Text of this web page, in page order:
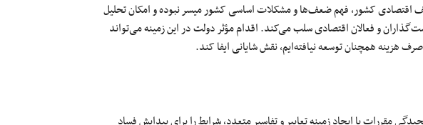
اقتصادی کشور، فهمضعف‌هاو مشکلات اساسی کشور میسر نبوده و امکان تحلیل
و فعالان اقتصادی سلب می‌کند. اقداممؤثردولت در این زمینهمی‌تواند
هزینه همچنانتوسعهنیافته‌ایم، نقش شایانی ایفا کند.